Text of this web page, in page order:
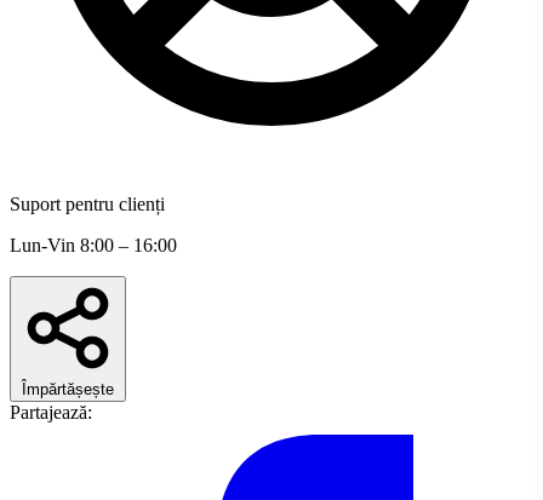
Suport pentru clienți
Lun-Vin 8:00 – 16:00
Împărtășește
Partajează: